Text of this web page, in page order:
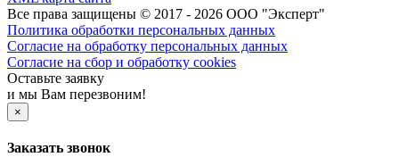
Все права защищены © 2017 - 2026 ООО "Эксперт"
Политика обработки персональных данных
Согласие на обработку персональных данных
Согласие на сбор и обработку cookies
Оставьте заявку
и мы Вам перезвоним!
×
Заказать звонок